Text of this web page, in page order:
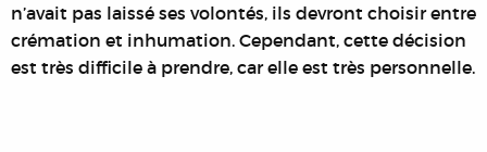
n’avait pas laissé ses volontés, ils devront choisir entre
crémation et inhumation. Cependant, cette décision
est très difficile à prendre, car elle est très personnelle.